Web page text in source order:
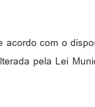
acordo com o
pela Lei